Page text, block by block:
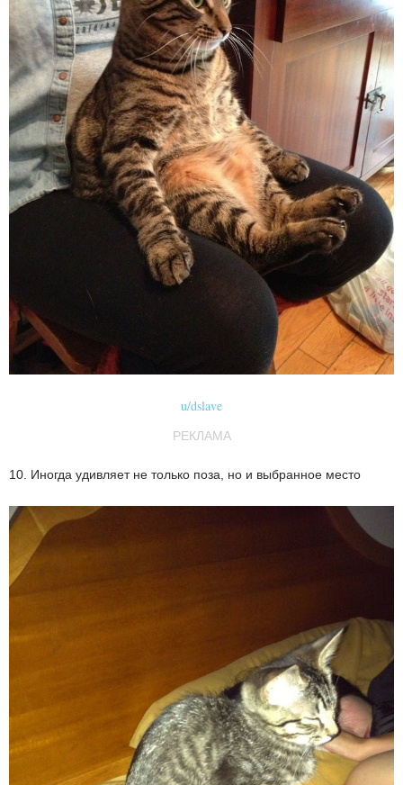
u/dslave
РЕКЛАМА
10. Иногда удивляет не только поза, но и выбранное место